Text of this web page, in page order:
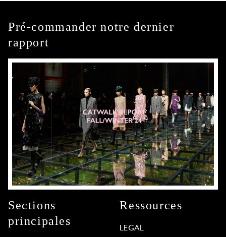
Pré-commander notre dernier
rapport
Sections
principales
Ressources
LEGAL